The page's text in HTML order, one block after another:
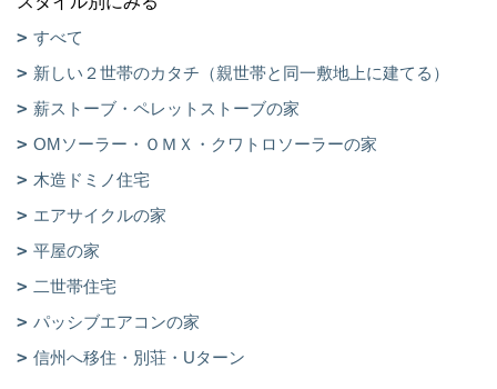
すべて
新しい２世帯のカタチ（親世帯と同一敷地上に建てる）
薪ストーブ・ペレットストーブの家
OMソーラー・ＯＭＸ・クワトロソーラーの家
木造ドミノ住宅
エアサイクルの家
平屋の家
二世帯住宅
パッシブエアコンの家
信州へ移住・別荘・Uターン